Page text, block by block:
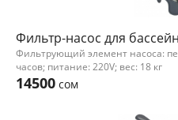
Фильтр-насос для
Фильтрующий элемент насоса:
часов; питание: 220V; вес: 18 кг
14500 сом